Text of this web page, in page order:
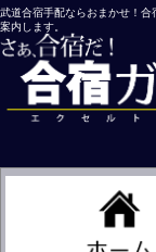
武道合宿手配ならおまかせ！
案内します。